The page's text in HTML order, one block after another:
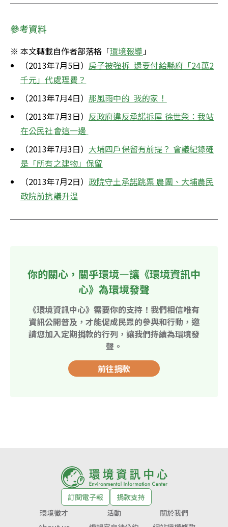
參考資料
※ 本文轉載自作者部落格「環境報導」
（2013年7月5日） 房子被強拆  還要付給縣府「24萬2
千元」代處理費？
（2013年7月4日） 那風雨中的  我的家！
（2013年7月3日） 反政府違反承諾拆屋 徐世榮：我站
在公民社會這一邊
（2013年7月3日） 大埔四戶保留有前提？ 會議紀錄確
是「所有之建物」保留
（2013年7月2日） 政院守土承諾跳票 農團、大埔農民
政院前抗議升溫
你的關心，關乎環境—讓《環境資訊中
心》為環境發聲
《環境資訊中心》需要你的支持！我們相信唯有
資訊公開普及，才能促成民眾的參與和行動，邀
請您加入定期捐款的行列，讓我們持續為環境發
聲。
前往捐款
訂閱電子報
捐款支持
環境徵才
活動
關於我們